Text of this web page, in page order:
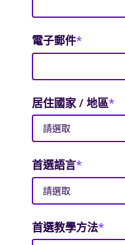
電子郵件*
居住國家 / 地區*
首選語言*
首選教學方法*